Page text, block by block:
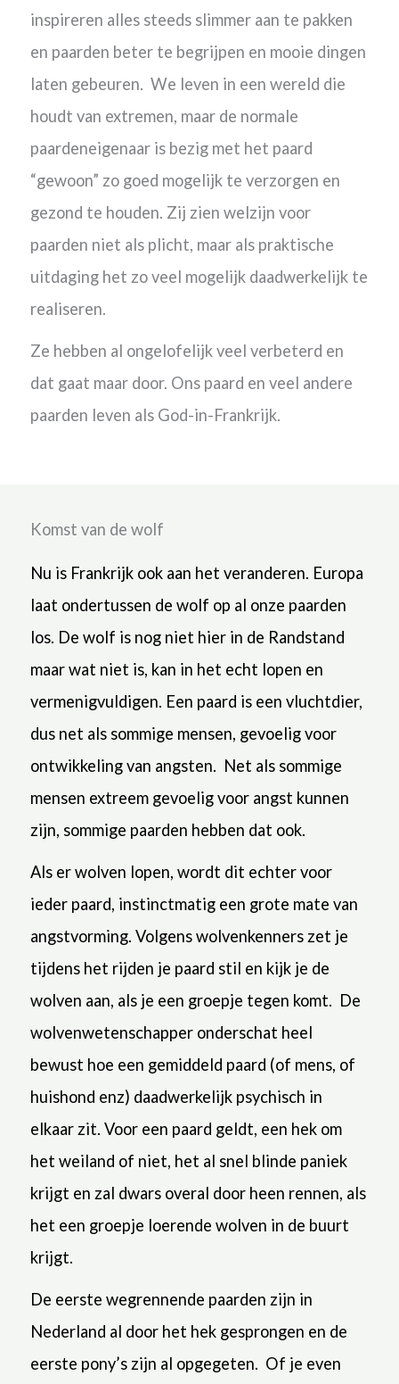
inspireren alles steeds slimmer aan te pakken
en paarden beter te begrijpen en mooie dingen
laten gebeuren. We leven in een wereld die
houdt van extremen, maar de normale
paardeneigenaar is bezig met het paard
“gewoon” zo goed mogelijk te verzorgen en
gezond te houden. Zij zien welzijn voor
paarden niet als plicht, maar als praktische
uitdaging het zo veel mogelijk daadwerkelijk te
realiseren.
Ze hebben al ongelofelijk veel verbeterd en
dat gaat maar door. Ons paard en veel andere
paarden leven als God-in-Frankrijk.
Komst van de wolf
Nu is Frankrijk ook aan het veranderen. Europa
laat ondertussen de wolf op al onze paarden
los. De wolf is nog niet hier in de Randstand
maar wat niet is, kan in het echt lopen en
vermenigvuldigen. Een paard is een vluchtdier,
dus net als sommige mensen, gevoelig voor
ontwikkeling van angsten. Net als sommige
mensen extreem gevoelig voor angst kunnen
zijn, sommige paarden hebben dat ook.
Als er wolven lopen, wordt dit echter voor
ieder paard, instinctmatig een grote mate van
angstvorming. Volgens wolvenkenners zet je
tijdens het rijden je paard stil en kijk je de
wolven aan, als je een groepje tegen komt. De
wolvenwetenschapper onderschat heel
bewust hoe een gemiddeld paard (of mens, of
huishond enz) daadwerkelijk psychisch in
elkaar zit. Voor een paard geldt, een hek om
het weiland of niet, het al snel blinde paniek
krijgt en zal dwars overal door heen rennen, als
het een groepje loerende wolven in de buurt
krijgt.
De eerste wegrennende paarden zijn in
Nederland al door het hek gesprongen en de
eerste pony’s zijn al opgegeten. Of je even